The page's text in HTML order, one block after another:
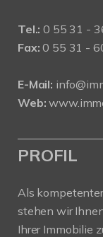
Tel.: 0 55 31 -
Fax: 0 55 31 -
E-Mail:
Web:
PROFIL
Als
stehen wir
Ihrer Immobilie